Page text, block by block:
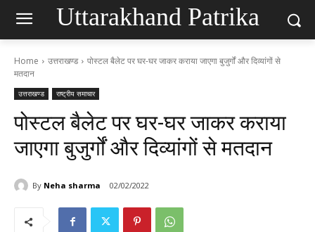
Uttarakhand Patrika
Home उत्तराखण्ड
पोस्टल बैलेट पर घर-घर जाकर कराया जाएगा बुजुर्गों और दिव्यांगों से
मतदान
उत्तराखण्ड राष्ट्रीय समाचार
पोस्टल बैलेट पर घर-घर जाकर कराया
जाएगा बुजुर्गों और दिव्यांगों से मतदान
By Neha sharma 02/02/2022